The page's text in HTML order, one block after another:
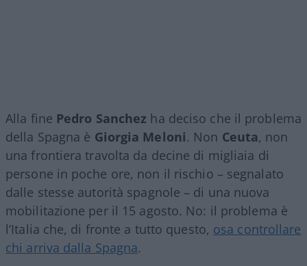
Alla fine Pedro Sanchez ha deciso che il problema
della Spagna è Giorgia Meloni. Non Ceuta, non
una frontiera travolta da decine di migliaia di
persone in poche ore, non il rischio – segnalato
dalle stesse autorità spagnole – di una nuova
mobilitazione per il 15 agosto. No: il problema è
l’Italia che, di fronte a tutto questo, osa controllare
chi arriva dalla Spagna.